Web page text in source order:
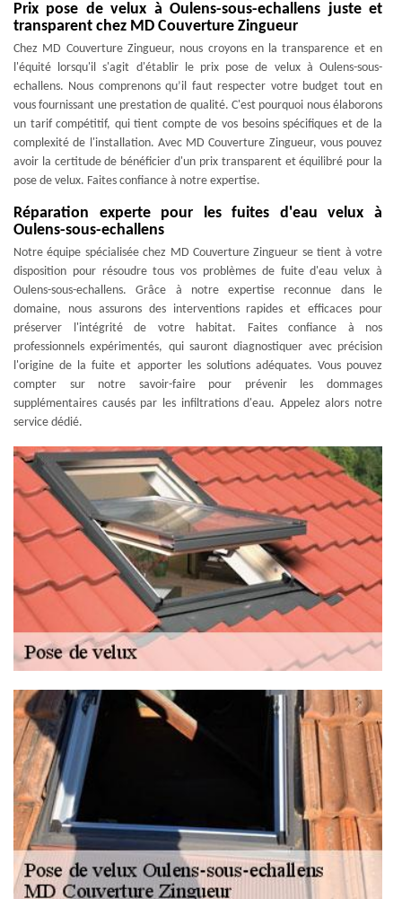
Prix pose de velux à Oulens-sous-echallens juste et
transparent chez MD Couverture Zingueur
Chez MD Couverture Zingueur, nous croyons en la transparence et en
l'équité lorsqu'il s'agit d'établir le prix pose de velux à Oulens-sous-
echallens. Nous comprenons qu’il faut respecter votre budget tout en
vous fournissant une prestation de qualité. C'est pourquoi nous élaborons
un tarif compétitif, qui tient compte de vos besoins spécifiques et de la
complexité de l'installation. Avec MD Couverture Zingueur, vous pouvez
avoir la certitude de bénéficier d'un prix transparent et équilibré pour la
pose de velux. Faites confiance à notre expertise.
Réparation experte pour les fuites d'eau velux à
Oulens-sous-echallens
Notre équipe spécialisée chez MD Couverture Zingueur se tient à votre
disposition pour résoudre tous vos problèmes de fuite d'eau velux à
Oulens-sous-echallens. Grâce à notre expertise reconnue dans le
domaine, nous assurons des interventions rapides et efficaces pour
préserver l'intégrité de votre habitat. Faites confiance à nos
professionnels expérimentés, qui sauront diagnostiquer avec précision
l'origine de la fuite et apporter les solutions adéquates. Vous pouvez
compter sur notre savoir-faire pour prévenir les dommages
supplémentaires causés par les infiltrations d'eau. Appelez alors notre
service dédié.